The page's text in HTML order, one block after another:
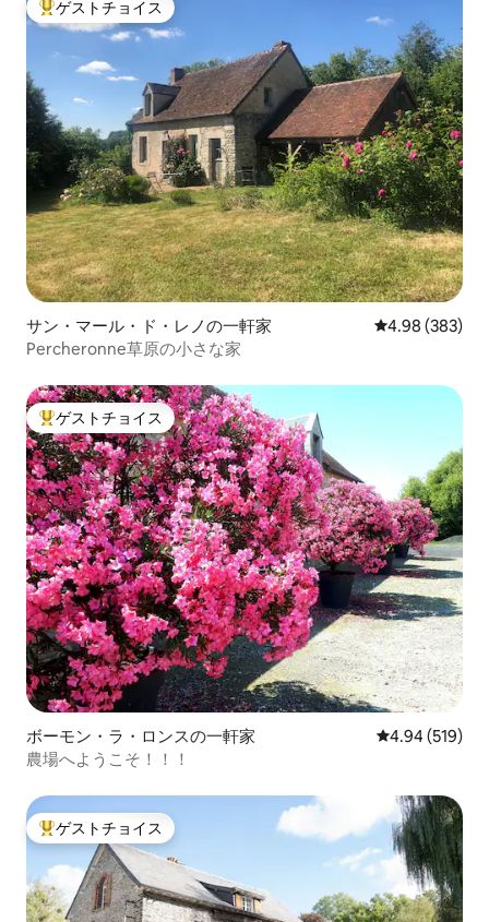
大好評のゲストチョイスです。
ゲストチョイス
サン・マール・ド・レノの一軒家 レビュー383
4.98 (383)
Percheronne草原の小さな家
大好評のゲストチョイスです。
ゲストチョイス
ボーモン・ラ・ロンスの一軒家 レビュー519
4.94 (519)
農場へようこそ！！！
大好評のゲストチョイスです。
ゲストチョイス